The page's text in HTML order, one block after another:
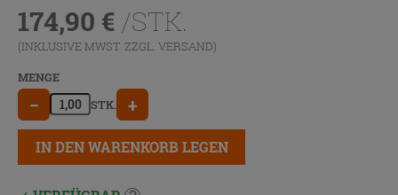
174,90 € /STK.
(INKLUSIVE MWST. ZZGL. VERSAND)
MENGE
− STK. +
IN DEN WARENKORB LEGEN